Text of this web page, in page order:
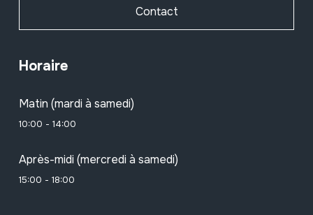
Contact
Horaire
Matin (mardi à samedi)
10:00 - 14:00
Après-midi (mercredi à samedi)
15:00 - 18:00